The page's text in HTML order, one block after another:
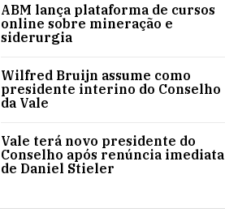
ABM lança plataforma de cursos
online sobre mineração e
siderurgia
Wilfred Bruijn assume como
presidente interino do Conselho
da Vale
Vale terá novo presidente do
Conselho após renúncia imediata
de Daniel Stieler